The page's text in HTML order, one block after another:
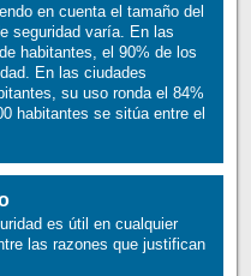
en cuenta el tamaño del
seguridad varía. En las
habitantes, el 90% de los
En las ciudades
su uso ronda el 84%
habitantes se sitúa entre el
es útil en cualquier
las razones que justifican